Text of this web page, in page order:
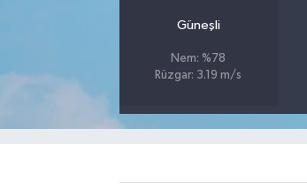
Güneşli
Nem: %78
Rüzgar: 3.19 m/s